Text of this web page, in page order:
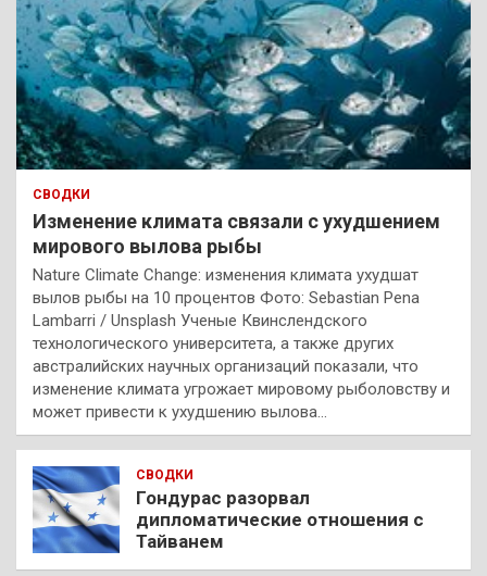
СВОДКИ
Изменение климата связали с ухудшением
мирового вылова рыбы
Nature Climate Change: изменения климата ухудшат
вылов рыбы на 10 процентов Фото: Sebastian Pena
Lambarri / Unsplash Ученые Квинслендского
технологического университета, а также других
австралийских научных организаций показали, что
изменение климата угрожает мировому рыболовству и
может привести к ухудшению вылова…
СВОДКИ
Гондурас разорвал
дипломатические отношения с
Тайванем